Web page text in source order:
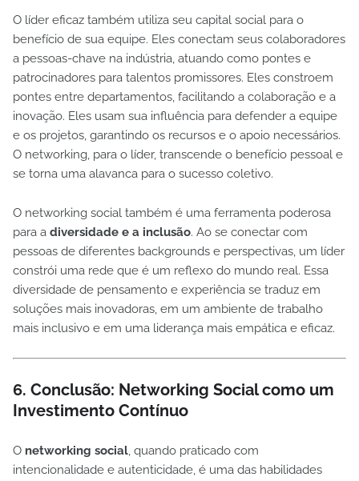
O líder eficaz também utiliza seu capital social para o
benefício de sua equipe. Eles conectam seus colaboradores
a pessoas-chave na indústria, atuando como pontes e
patrocinadores para talentos promissores. Eles constroem
pontes entre departamentos, facilitando a colaboração e a
inovação. Eles usam sua influência para defender a equipe
e os projetos, garantindo os recursos e o apoio necessários.
O networking, para o líder, transcende o benefício pessoal e
se torna uma alavanca para o sucesso coletivo.
O networking social também é uma ferramenta poderosa
para a diversidade e a inclusão. Ao se conectar com
pessoas de diferentes backgrounds e perspectivas, um líder
constrói uma rede que é um reflexo do mundo real. Essa
diversidade de pensamento e experiência se traduz em
soluções mais inovadoras, em um ambiente de trabalho
mais inclusivo e em uma liderança mais empática e eficaz.
6. Conclusão: Networking Social como um
Investimento Contínuo
O networking social, quando praticado com
intencionalidade e autenticidade, é uma das habilidades